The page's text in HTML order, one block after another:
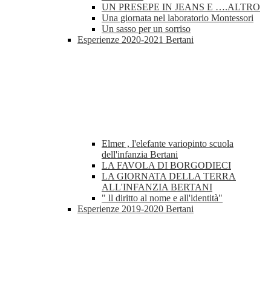
UN PRESEPE IN JEANS E ….ALTRO
Una giornata nel laboratorio Montessori
Un sasso per un sorriso
Esperienze 2020-2021 Bertani
Elmer , l'elefante variopinto scuola
dell'infanzia Bertani
LA FAVOLA DI BORGODIECI
LA GIORNATA DELLA TERRA
ALL'INFANZIA BERTANI
" ll diritto al nome e all'identità"
Esperienze 2019-2020 Bertani